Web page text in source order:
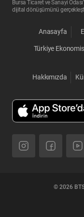
Bursa Ticaret ve Sanayi
dijital dönüşümünü
Anasayfa
Türkiye
Hakkımızda
© 2026